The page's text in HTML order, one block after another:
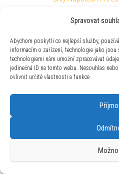
Spravovat
Abychom poskytli co nejlepší služby,
informacím o zařízení, technologie jako
technologiemi nám umožní zpracovávat
jedinečná ID na tomto webu. Nesouhlas
ovlivnit určité vlastnosti a funkce.
Grily Napoleon Rogue
Grily Napoleon Travel
Grily Outdoorchef
Grily Outdoorchef
Grily Plancha
Grily Plancha Pit Boss
Plynové vařiče Campingaz
Podpalování a topení